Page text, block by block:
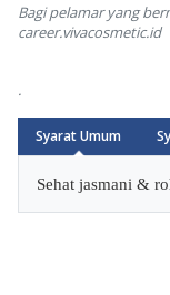
Bagi pelamar yang
career.vivacosmetic.id
.
Syarat Umum
Arrow
Sehat jasmani &